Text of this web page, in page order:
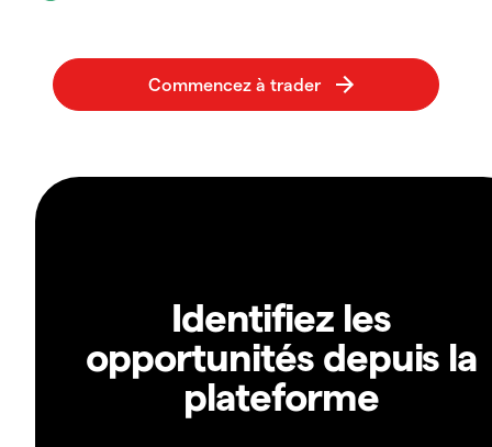
Identifiez les
opportunités depuis la
plateforme